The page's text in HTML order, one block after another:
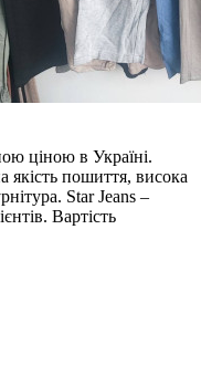
ціною в Україні.
якість пошиття, висока
Star Jeans –
Вартість